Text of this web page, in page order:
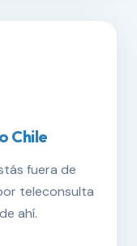
Chile
fuera de
teleconsulta
ahí.